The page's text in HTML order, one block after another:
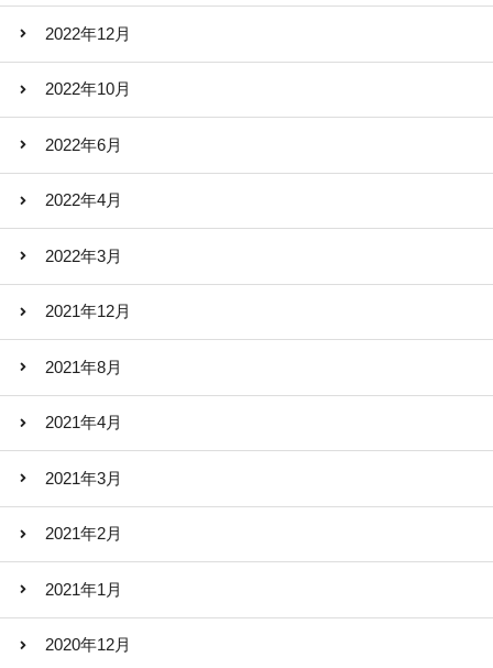
2022年12月
2022年10月
2022年6月
2022年4月
2022年3月
2021年12月
2021年8月
2021年4月
2021年3月
2021年2月
2021年1月
2020年12月